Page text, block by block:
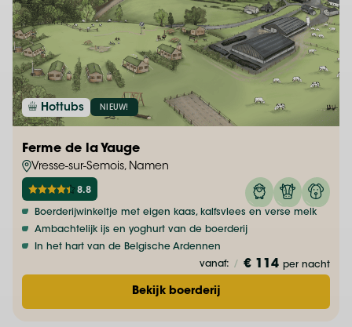
Hottubs NIEUW!
Ferme de la Yauge
Vresse-sur-Semois, Namen
8.8
Boerderijwinkeltje met eigen kaas, kalfsvlees en verse melk
Ambachtelijk ijs en yoghurt van de boerderij
In het hart van de Belgische Ardennen
vanaf: / € 114 per nacht
Bekijk boerderij